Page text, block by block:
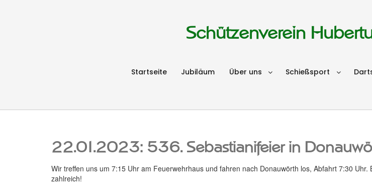
Schützenverein
Startseite Jubiläum Über uns Schießsport
22.01.2023: 536. Sebastianifeier in
Wir treffen uns um 7:15 Uhr am Feuerwehrhaus und fahren nach Donauwörth los, Abfahrt 7:30 Uhr.
zahlreich!